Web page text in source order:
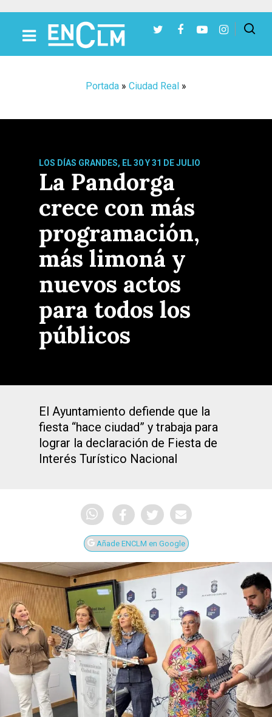
Portada » Ciudad Real »
LOS DÍAS GRANDES, EL 30 Y 31 DE JULIO
La Pandorga
crece con más
programación,
más limoná y
nuevos actos
para todos los
públicos
El Ayuntamiento defiende que la
fiesta “hace ciudad” y trabaja para
lograr la declaración de Fiesta de
Interés Turístico Nacional
Añade ENCLM en Google